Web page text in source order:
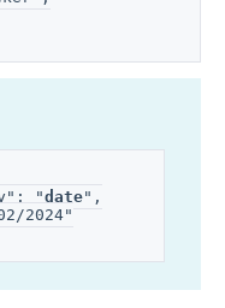
"
date",
2024"